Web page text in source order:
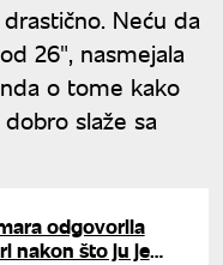
Neću da
26", nasmejala
o tome kako
slaže sa
odgovorila
nakon što ju je